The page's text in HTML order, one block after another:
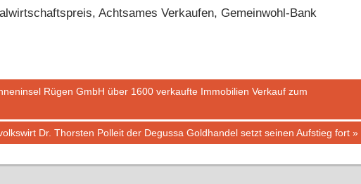
Achtsames Verkaufen, Gemeinwohl-Bank
Rügen GmbH über 1600 verkaufte Immobilien Verkauf zum
Dr. Thorsten Polleit der Degussa Goldhandel setzt seinen Aufstieg fort